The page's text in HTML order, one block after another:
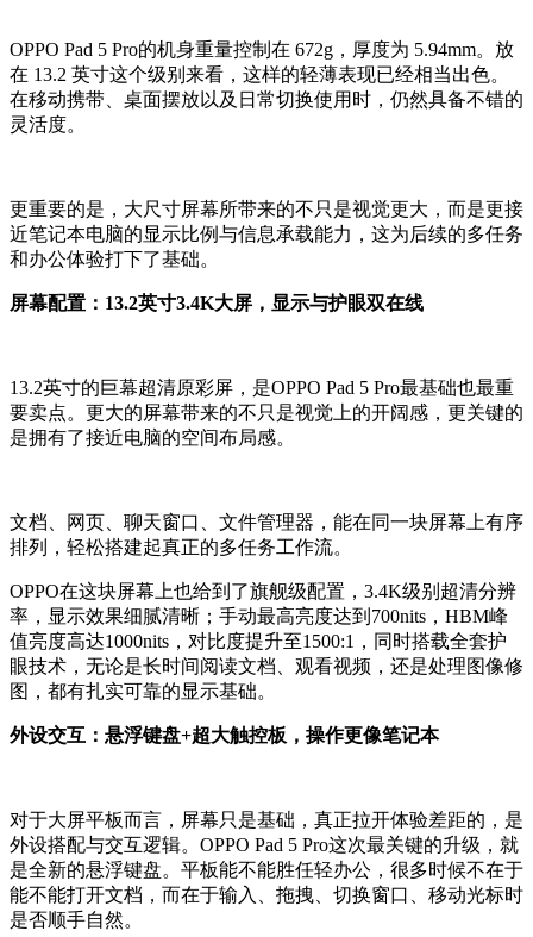
OPPO Pad 5 Pro的机身重量控制在 672g，厚度为 5.94mm。放
在 13.2 英寸这个级别来看，这样的轻薄表现已经相当出色。
在移动携带、桌面摆放以及日常切换使用时，仍然具备不错的
灵活度。
更重要的是，大尺寸屏幕所带来的不只是视觉更大，而是更接
近笔记本电脑的显示比例与信息承载能力，这为后续的多任务
和办公体验打下了基础。
屏幕配置：13.2英寸3.4K大屏，显示与护眼双在线
13.2英寸的巨幕超清原彩屏，是OPPO Pad 5 Pro最基础也最重
要卖点。更大的屏幕带来的不只是视觉上的开阔感，更关键的
是拥有了接近电脑的空间布局感。
文档、网页、聊天窗口、文件管理器，能在同一块屏幕上有序
排列，轻松搭建起真正的多任务工作流。
OPPO在这块屏幕上也给到了旗舰级配置，3.4K级别超清分辨
率，显示效果细腻清晰；手动最高亮度达到700nits，HBM峰
值亮度高达1000nits，对比度提升至1500:1，同时搭载全套护
眼技术，无论是长时间阅读文档、观看视频，还是处理图像修
图，都有扎实可靠的显示基础。
外设交互：悬浮键盘+超大触控板，操作更像笔记本
对于大屏平板而言，屏幕只是基础，真正拉开体验差距的，是
外设搭配与交互逻辑。OPPO Pad 5 Pro这次最关键的升级，就
是全新的悬浮键盘。平板能不能胜任轻办公，很多时候不在于
能不能打开文档，而在于输入、拖拽、切换窗口、移动光标时
是否顺手自然。